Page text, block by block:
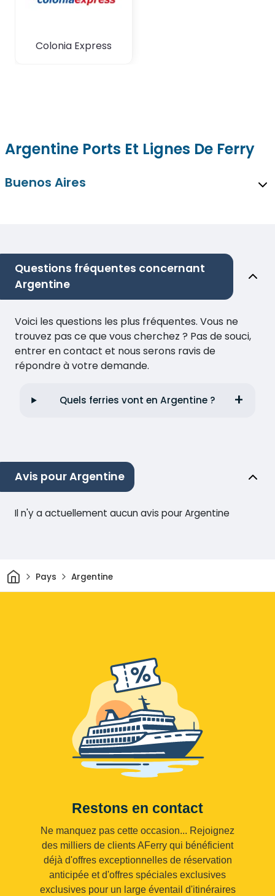
Colonia Express
Argentine Ports Et Lignes De Ferry
Buenos Aires
Questions fréquentes concernant
Argentine
Voici les questions les plus fréquentes. Vous ne
trouvez pas ce que vous cherchez ? Pas de souci,
entrer en contact et nous serons ravis de
répondre à votre demande.
Quels ferries vont en Argentine ?
Avis pour Argentine
Il n'y a actuellement aucun avis pour Argentine
Maison
Pays Argentine
Restons en contact
Ne manquez pas cette occasion... Rejoignez
des milliers de clients AFerry qui bénéficient
déjà d'offres exceptionnelles de réservation
anticipée et d'offres spéciales exclusives
exclusives pour un large éventail d'itinéraires